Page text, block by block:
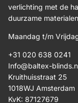
verlichting met de
duurzame
Maandag t/m
+31 020 638 0241
Info@baltex-
Kruithuisstraat 25
1018WJ Amsterdam
KvK: 87127679